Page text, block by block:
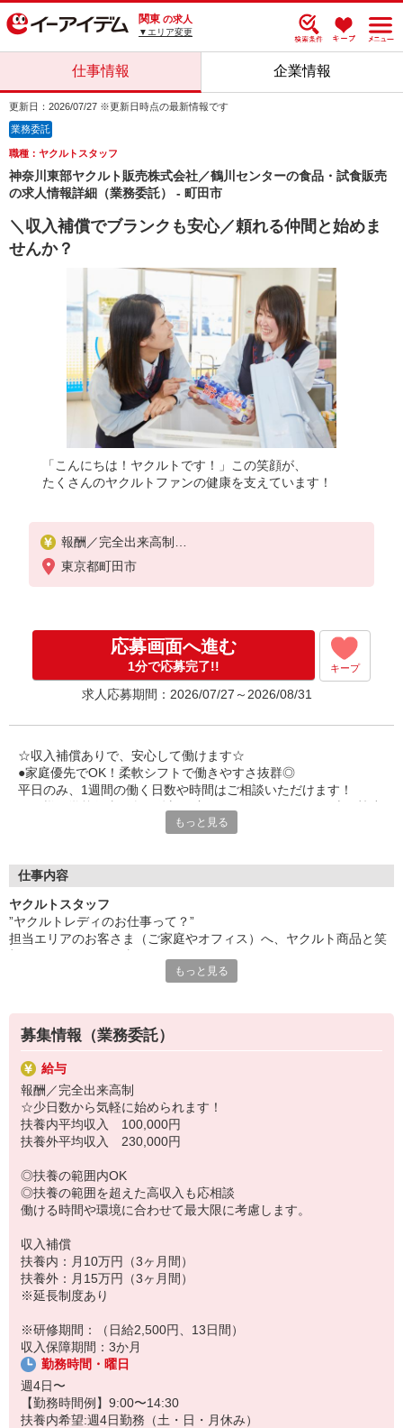
関東 の求人
▼エリア変更
仕事情報 企業情報
更新日：2026/07/27 ※更新日時点の最新情報です
業務委託
職種：ヤクルトスタッフ
神奈川東部ヤクルト販売株式会社／鶴川センターの食品・試食販売
の求人情報詳細（業務委託） - 町田市
＼収入補償でブランクも安心／頼れる仲間と始めま
せんか？
「こんにちは！ヤクルトです！」この笑顔が、
たくさんのヤクルトファンの健康を支えています！
報酬／完全出来高制
☆少日数から気軽に始められます！
扶養内平均収入 100,000円
◎扶養の範囲内OK
◎扶養の範囲を超えた高収入も応相談
働ける時間や環境に合わせて最大限に考慮します。
収入補償
扶養外：月15万円（3ヶ月間）
※延長制度あり
※研修期間：（日給2,500円、13日間）
収入保障期間：3か月
東京都町田市
応募画面へ進む
1分で応募完了!! キープ
求人応募期間：2026/07/27～2026/08/31
☆収入補償ありで、安心して働けます☆
●家庭優先でOK！柔軟シフトで働きやすさ抜群◎
平日のみ、1週間の働く日数や時間はご相談いただけます！
し合ってシフト調整しやすい環境です。
20代〜40代の子育て世代の主婦（夫）さんが多数活躍中！
場なので、ブランクがあってもすぐに馴染めますよ。
●未経験でも心配いりません！安心の研修＆同行サポート
商品知識からお届けのコツまで、先輩スタッフが基本から丁寧に
慣れるまでは同行もあるので、初めての方も安心してチャレンジ
●家計にプラスα！収入補償制度あり
お仕事に慣れるまでの期間をサポートする収入補償制度がありま
す（規定あり）。
扶養内での勤務ももちろん可能ですので、ご希望の働き方をご相
談ください。
もっと見る
仕事内容
ヤクルトスタッフ
”ヤクルトレディのお仕事って？”
担当エリアのお客さま（ご家庭やオフィス）へ、ヤクルト商品と笑
健康習慣をサポートし、地域の方々とのふれあいを大切にしていま
9:00頃 〜お仕事スタート！
〜 センターで準備：お届けする商品を準備したり、仲間と
情報交換したり。和気あいあいとした雰囲気です。
〜 お届けに出発：自転車やバイク（原付）などで、いつも
のルートでお客さまのもとへ。
〜 お昼休憩：お届けの合間やセンターに戻って、自分のペ
ースでランチタイム。
〜 事務作業・翌日の準備：センターに戻り、売上のまとめ
14:30頃 〜 お仕事終了：夕飯の準備にも間に合う時間に退勤♪
【このお仕事のポイント】
・お客さまとのコミュニケーション:
つ。
「いつもありがとう」「あなたが来るのを楽しみにしているの」そ
んな言葉が直接聞ける、やりがいのあるお仕事です。
もっと見る
募集情報（業務委託）
給与
報酬／完全出来高制
☆少日数から気軽に始められます！
扶養内平均収入 100,000円
扶養外平均収入 230,000円
◎扶養の範囲内OK
◎扶養の範囲を超えた高収入も応相談
働ける時間や環境に合わせて最大限に考慮します。
収入補償
扶養内：月10万円（3ヶ月間）
扶養外：月15万円（3ヶ月間）
※延長制度あり
※研修期間：（日給2,500円、13日間）
収入保障期間：3か月
勤務時間・曜日
週4日〜
【勤務時間例】9:00〜14:30
扶養内希望:週4日勤務（土・日・月休み）